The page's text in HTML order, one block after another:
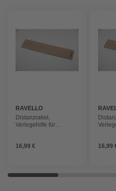
RAVELLO
Distanzrakel,
Verlegehilfe für
16,99 € 16,99